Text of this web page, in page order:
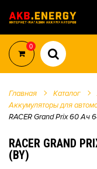
0
Главная Каталог
Аккумуляторы для
RACER Grand Prix 60 Ач
RACER GRAND
(BY)